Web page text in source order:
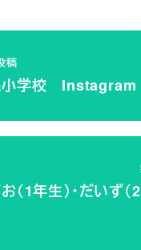
稿
小学校 Instagram
（1年生）・だいず（